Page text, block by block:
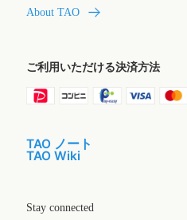
About TAO
ご利用いただける決済方法
TAO ノート
TAO Wiki
Stay connected